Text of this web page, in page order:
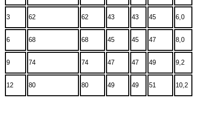
3 62 62 43 43 45 6,0
6 68 68 45 45 47 8,0
9 74 74 47 47 49 9,2
12 80 80 49 49 51 10,2